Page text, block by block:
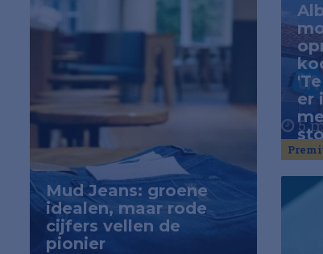
Mud Jeans: groene
idealen, maar rode
cijfers vellen de
pionier
5
er